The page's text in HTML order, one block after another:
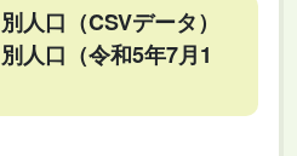
人口（CSVデータ）
人口（令和5年7月1